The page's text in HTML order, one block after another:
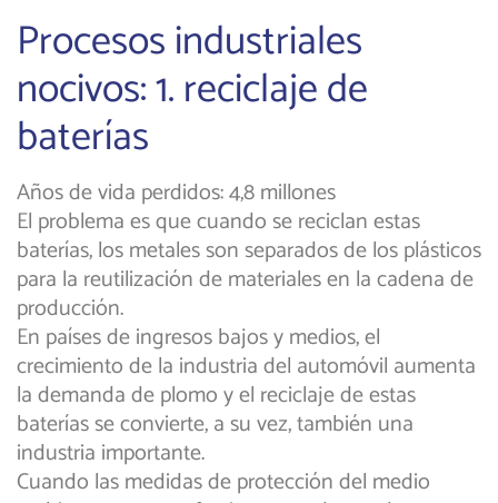
Procesos industriales
nocivos: 1. reciclaje de
baterías
Años de vida perdidos: 4,8 millones
El problema es que cuando se reciclan estas
baterías, los metales son separados de los plásticos
para la reutilización de materiales en la cadena de
producción.
En países de ingresos bajos y medios, el
crecimiento de la industria del automóvil aumenta
la demanda de plomo y el reciclaje de estas
baterías se convierte, a su vez, también una
industria importante.
Cuando las medidas de protección del medio